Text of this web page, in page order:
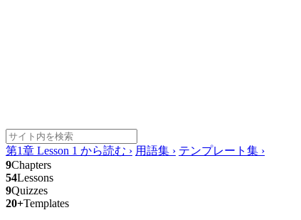
第1章 Lesson 1 から読む › 用語集 › テンプレート集 ›
9Chapters
54Lessons
9Quizzes
20+Templates